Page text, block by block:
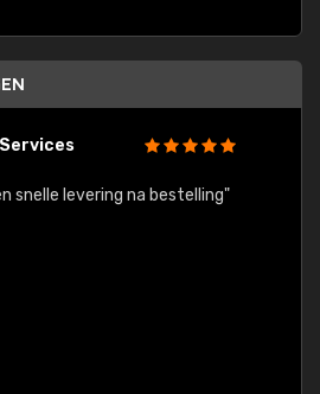
snelle levering na bestelling"